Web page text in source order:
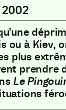
2002
ou à Kiev,
plus
prendre
Le